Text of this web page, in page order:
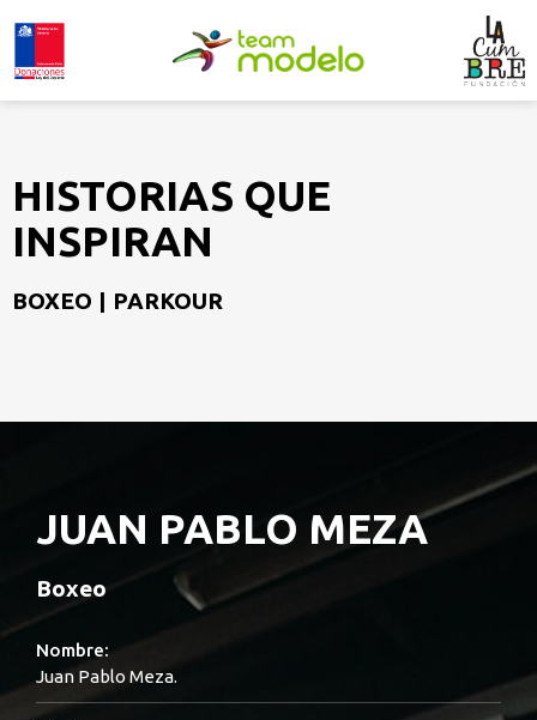
HISTORIAS QUE
INSPIRAN
BOXEO | PARKOUR
JUAN PABLO MEZA
Boxeo
Nombre:
Juan Pablo Meza.